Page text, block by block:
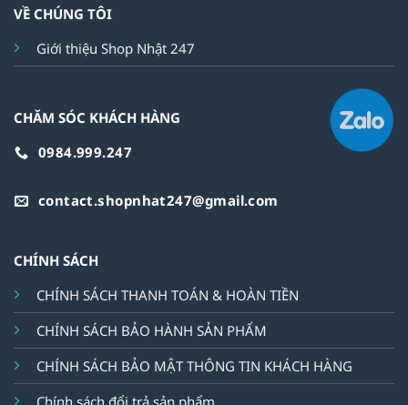
VỀ CHÚNG TÔI
Giới thiệu Shop Nhật 247
CHĂM SÓC KHÁCH HÀNG
0984.999.247
contact.shopnhat247@gmail.com
CHÍNH SÁCH
CHÍNH SÁCH THANH TOÁN & HOÀN TIỀN
CHÍNH SÁCH BẢO HÀNH SẢN PHẨM
CHÍNH SÁCH BẢO MẬT THÔNG TIN KHÁCH HÀNG